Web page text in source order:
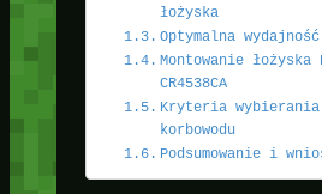
łożyska
Optymalna
Montowanie łożyska
CR4538CA
Kryteria wybierania
korbowodu
Podsumowanie i